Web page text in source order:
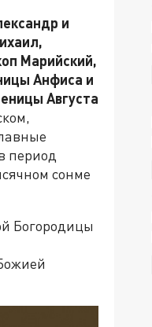
и
Марийский,
Анфиса и
Августа
период
сонме
Богородицы